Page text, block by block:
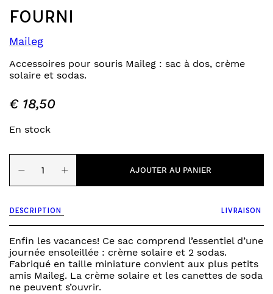
FOURNI
Maileg
Accessoires pour souris Maileg : sac à dos, crème
solaire et sodas.
€18,50
En stock
quantité
de
sac
de
plage
fourni
− + AJOUTER AU PANIER
DESCRIPTION LIVRAISON
Enfin les vacances! Ce sac comprend l’essentiel d’une
journée ensoleillée : crème solaire et 2 sodas.
Fabriqué en taille miniature convient aux plus petits
amis Maileg. La crème solaire et les canettes de soda
ne peuvent s’ouvrir.